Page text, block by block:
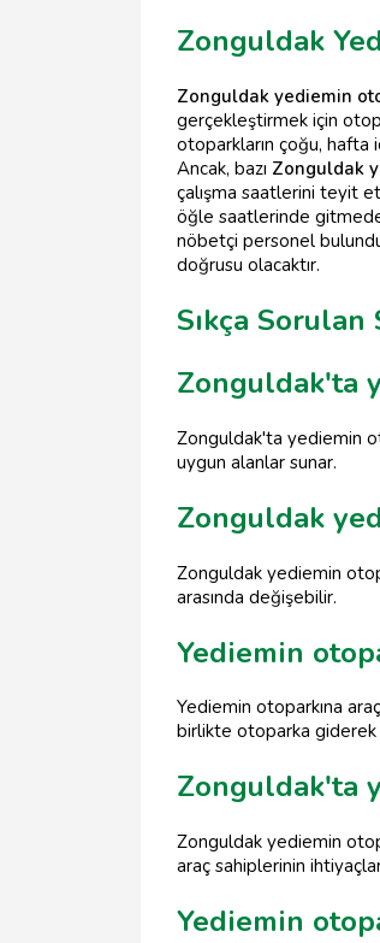
Zonguldak
Zonguldak yediemin
gerçekleştirmek için
otoparkların çoğu, hafta
Ancak, bazı Zonguldak
çalışma saatlerini teyit
öğle saatlerinde
nöbetçi personel
doğrusu olacaktır.
Sıkça
Zonguldak'ta
Zonguldak'ta yediemin
uygun alanlar sunar.
Zonguldak
Zonguldak yediemin
arasında değişebilir.
Yediemin
Yediemin otoparkına
birlikte otoparka giderek
Zonguldak'ta
Zonguldak yediemin
araç sahiplerinin
Yediemin